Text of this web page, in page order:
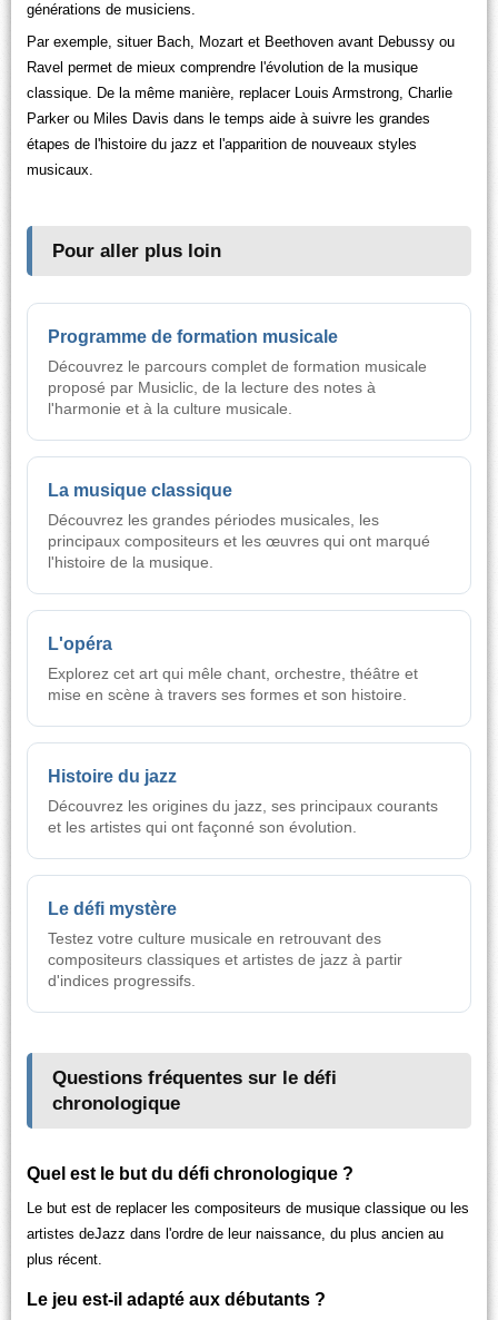
générations de musiciens.
Par exemple, situer Bach, Mozart et Beethoven avant Debussy ou
Ravel permet de mieux comprendre l'évolution de la musique
classique. De la même manière, replacer Louis Armstrong, Charlie
Parker ou Miles Davis dans le temps aide à suivre les grandes
étapes de l'histoire du jazz et l'apparition de nouveaux styles
musicaux.
Pour aller plus loin
Programme de formation musicale
Découvrez le parcours complet de formation musicale
proposé par Musiclic, de la lecture des notes à
l'harmonie et à la culture musicale.
La musique classique
Découvrez les grandes périodes musicales, les
principaux compositeurs et les œuvres qui ont marqué
l'histoire de la musique.
L'opéra
Explorez cet art qui mêle chant, orchestre, théâtre et
mise en scène à travers ses formes et son histoire.
Histoire du jazz
Découvrez les origines du jazz, ses principaux courants
et les artistes qui ont façonné son évolution.
Le défi mystère
Testez votre culture musicale en retrouvant des
compositeurs classiques et artistes de jazz à partir
d'indices progressifs.
Questions fréquentes sur le défi
chronologique
Quel est le but du défi chronologique ?
Le but est de replacer les compositeurs de musique classique ou les
artistes deJazz dans l'ordre de leur naissance, du plus ancien au
plus récent.
Le jeu est-il adapté aux débutants ?